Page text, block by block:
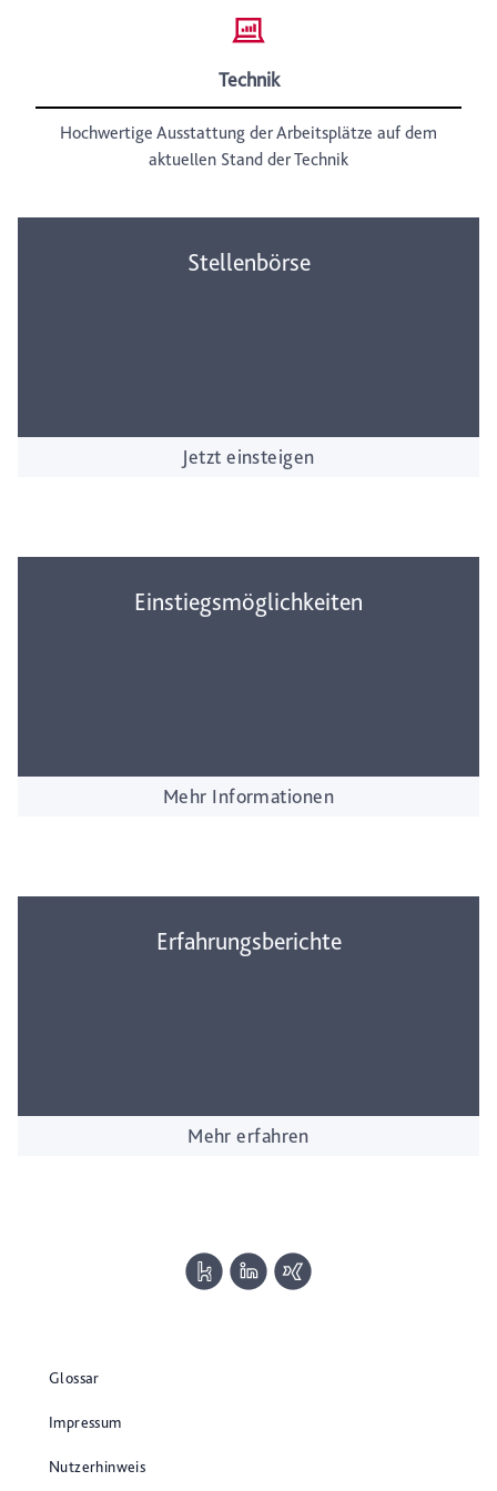
Technik
Hochwertige Ausstattung der Arbeitsplätze auf dem
aktuellen Stand der Technik
Stellenbörse
Jetzt einsteigen
Einstiegsmöglichkeiten
Mehr Informationen
Erfahrungsberichte
Mehr erfahren
Glossar
Impressum
Nutzerhinweis